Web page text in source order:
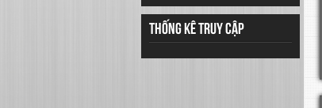
Thống kê truy cập